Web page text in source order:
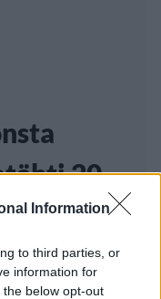
Information
to third parties, or
information for
below opt-out
20
voittanut